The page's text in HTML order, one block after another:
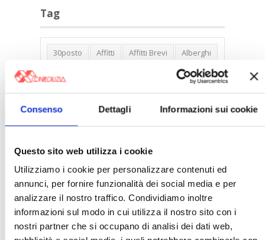
Consenso Dettagli Informazioni sui cookie
Questo sito web utilizza i cookie
Utilizziamo i cookie per personalizzare contenuti ed
annunci, per fornire funzionalità dei social media e per
analizzare il nostro traffico. Condividiamo inoltre
informazioni sul modo in cui utilizza il nostro sito con i
nostri partner che si occupano di analisi dei dati web,
Tag
30posto Affitti Affitti Brevi
Alberghi
Banca Woolwich
Bilocali
Blocco Affitti Brevi
Buon Senso
Cambioabitazione
Carenza Alloggi
Case Green
Case Pubbliche
Cedolare Secca
Collabenti
Compravendite Immobiliari
Condominio
Confcommercio
Confedilizia.EU
Detrazioni Edilizie
Dirittiproprietà
Emissioni
Firenze